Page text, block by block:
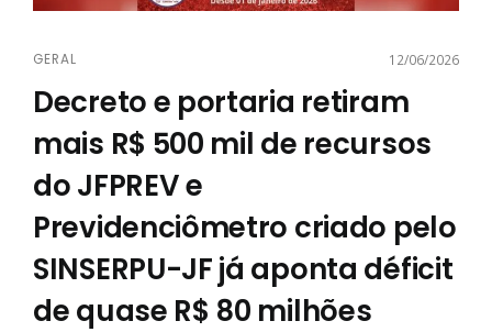
GERAL 12/06/2026
Decreto e portaria retiram
mais R$ 500 mil de recursos
do JFPREV e
Previdenciômetro criado pelo
SINSERPU-JF já aponta déficit
de quase R$ 80 milhões